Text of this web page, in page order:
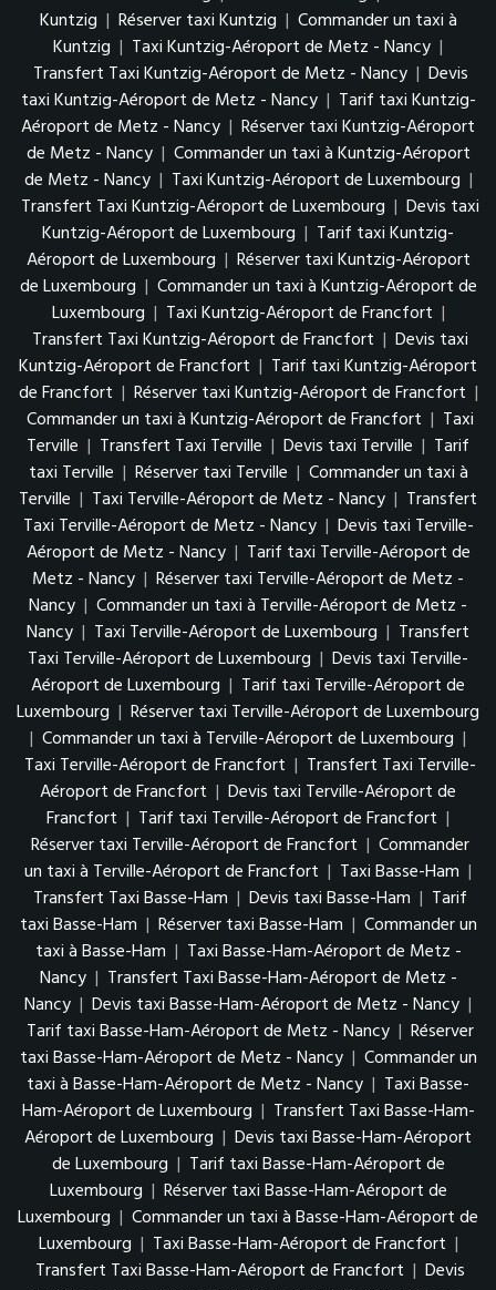
Kuntzig | Réserver taxi Kuntzig | Commander un taxi à
Kuntzig | Taxi Kuntzig-Aéroport de Metz - Nancy |
Transfert Taxi Kuntzig-Aéroport de Metz - Nancy | Devis
taxi Kuntzig-Aéroport de Metz - Nancy | Tarif taxi Kuntzig-
Aéroport de Metz - Nancy | Réserver taxi Kuntzig-Aéroport
de Metz - Nancy | Commander un taxi à Kuntzig-Aéroport
de Metz - Nancy | Taxi Kuntzig-Aéroport de Luxembourg |
Transfert Taxi Kuntzig-Aéroport de Luxembourg | Devis taxi
Kuntzig-Aéroport de Luxembourg | Tarif taxi Kuntzig-
Aéroport de Luxembourg | Réserver taxi Kuntzig-Aéroport
de Luxembourg | Commander un taxi à Kuntzig-Aéroport de
Luxembourg | Taxi Kuntzig-Aéroport de Francfort |
Transfert Taxi Kuntzig-Aéroport de Francfort | Devis taxi
Kuntzig-Aéroport de Francfort | Tarif taxi Kuntzig-Aéroport
de Francfort | Réserver taxi Kuntzig-Aéroport de Francfort |
Commander un taxi à Kuntzig-Aéroport de Francfort | Taxi
Terville | Transfert Taxi Terville | Devis taxi Terville | Tarif
taxi Terville | Réserver taxi Terville | Commander un taxi à
Terville | Taxi Terville-Aéroport de Metz - Nancy | Transfert
Taxi Terville-Aéroport de Metz - Nancy | Devis taxi Terville-
Aéroport de Metz - Nancy | Tarif taxi Terville-Aéroport de
Metz - Nancy | Réserver taxi Terville-Aéroport de Metz -
Nancy | Commander un taxi à Terville-Aéroport de Metz -
Nancy | Taxi Terville-Aéroport de Luxembourg | Transfert
Taxi Terville-Aéroport de Luxembourg | Devis taxi Terville-
Aéroport de Luxembourg | Tarif taxi Terville-Aéroport de
Luxembourg | Réserver taxi Terville-Aéroport de Luxembourg
| Commander un taxi à Terville-Aéroport de Luxembourg |
Taxi Terville-Aéroport de Francfort | Transfert Taxi Terville-
Aéroport de Francfort | Devis taxi Terville-Aéroport de
Francfort | Tarif taxi Terville-Aéroport de Francfort |
Réserver taxi Terville-Aéroport de Francfort | Commander
un taxi à Terville-Aéroport de Francfort | Taxi Basse-Ham |
Transfert Taxi Basse-Ham | Devis taxi Basse-Ham | Tarif
taxi Basse-Ham | Réserver taxi Basse-Ham | Commander un
taxi à Basse-Ham | Taxi Basse-Ham-Aéroport de Metz -
Nancy | Transfert Taxi Basse-Ham-Aéroport de Metz -
Nancy | Devis taxi Basse-Ham-Aéroport de Metz - Nancy |
Tarif taxi Basse-Ham-Aéroport de Metz - Nancy | Réserver
taxi Basse-Ham-Aéroport de Metz - Nancy | Commander un
taxi à Basse-Ham-Aéroport de Metz - Nancy | Taxi Basse-
Ham-Aéroport de Luxembourg | Transfert Taxi Basse-Ham-
Aéroport de Luxembourg | Devis taxi Basse-Ham-Aéroport
de Luxembourg | Tarif taxi Basse-Ham-Aéroport de
Luxembourg | Réserver taxi Basse-Ham-Aéroport de
Luxembourg | Commander un taxi à Basse-Ham-Aéroport de
Luxembourg | Taxi Basse-Ham-Aéroport de Francfort |
Transfert Taxi Basse-Ham-Aéroport de Francfort | Devis